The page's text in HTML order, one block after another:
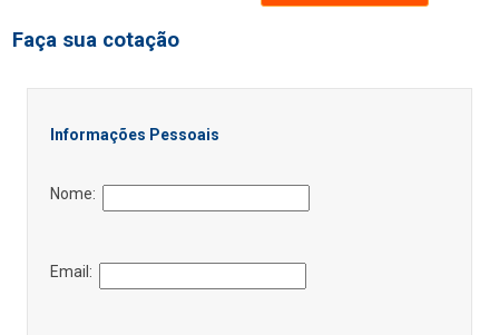
Faça sua cotação
Informações Pessoais
Nome:
Email: